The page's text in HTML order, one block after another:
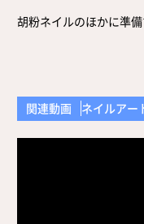
胡粉ネイルのほかに準
関連動画 ネイルアー